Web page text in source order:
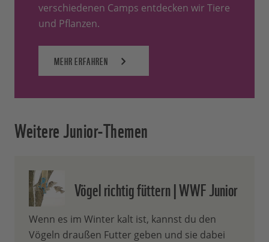
verschiedenen Camps entdecken wir Tiere
und Pflanzen.
MEHR ERFAHREN
Weitere Junior-Themen
Vögel richtig füttern | WWF Junior
Wenn es im Winter kalt ist, kannst du den
Vögeln draußen Futter geben und sie dabei